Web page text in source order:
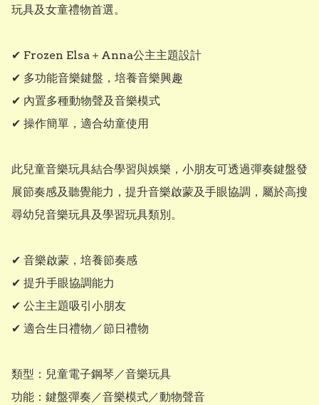
玩具及女童禮物首選。
✔ Frozen Elsa＋Anna公主主題設計
✔ 多功能音樂鍵盤，培養音樂興趣
✔ 內置多種動物聲及音樂模式
✔ 操作簡單，適合幼童使用
此兒童音樂玩具結合學習與娛樂，小朋友可透過彈奏鍵盤發
展節奏感及聽覺能力，提升音樂啟蒙及手眼協調，屬於高搜
尋幼兒音樂玩具及學習玩具類別。
✔ 音樂啟蒙，培養節奏感
✔ 提升手眼協調能力
✔ 公主主題吸引小朋友
✔ 適合生日禮物／節日禮物
類型：兒童電子鋼琴／音樂玩具
功能：鍵盤彈奏／音樂模式／動物聲音